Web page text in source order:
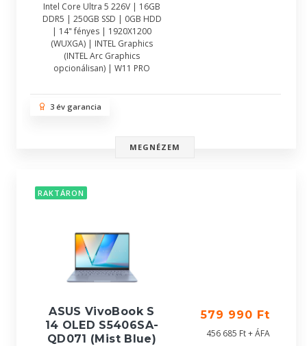
Intel Core Ultra 5 226V | 16GB
DDR5 | 250GB SSD | 0GB HDD
| 14" fényes | 1920X1200
(WUXGA) | INTEL Graphics
(INTEL Arc Graphics
opcionálisan) | W11 PRO
3 év garancia
MEGNÉZEM
RAKTÁRON
ASUS VivoBook S
14 OLED S5406SA-
QD071 (Mist Blue)
579 990 Ft
456 685 Ft + ÁFA